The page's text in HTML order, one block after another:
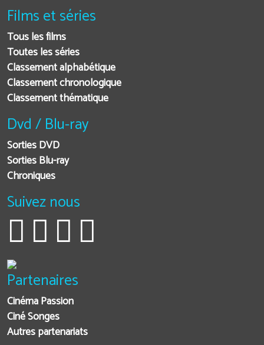
Films et séries
Tous les films
Toutes les séries
Classement alphabétique
Classement chronologique
Classement thématique
Dvd / Blu-ray
Sorties DVD
Sorties Blu-ray
Chroniques
Suivez nous
Partenaires
Cinéma Passion
Ciné Songes
Autres partenariats